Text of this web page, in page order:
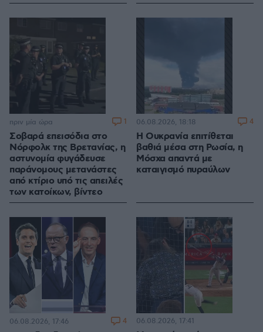
Σοβαρά επεισόδια στο
Νόρφολκ της Βρετανίας, η
αστυνομία φυγάδευσε
παράνομους μετανάστες
από κτίριο υπό τις απειλές
των κατοίκων, βίντεο
πριν μία ώρα 1
Η Ουκρανία επιτίθεται
βαθιά μέσα στη Ρωσία, η
Μόσχα απαντά με
καταιγισμό πυραύλων
06.08.2026, 18:18 4
06.08.2026, 17:46 4 06.08.2026, 17:41